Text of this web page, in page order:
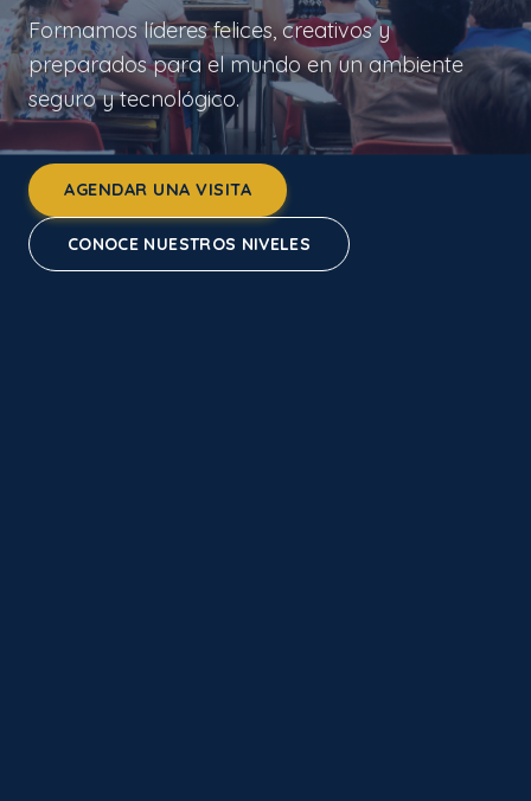
Formamos líderes felices, creativos y
preparados para el mundo en un ambiente
seguro y tecnológico.
AGENDAR UNA VISITA
CONOCE NUESTROS NIVELES